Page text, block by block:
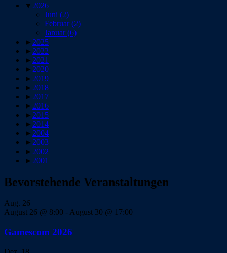
▼ 2026
Juni (2)
Februar(2)
Januar(6)
► 2025
► 2022
► 2021
► 2020
► 2019
► 2018
► 2017
► 2016
► 2015
► 2014
► 2004
► 2003
► 2002
► 2001
Bevorstehende Veranstaltungen
Aug. 26
August 26 @ 8:00 -August 30 @ 17:00
Gamescom 2026